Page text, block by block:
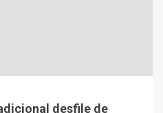
desfile de